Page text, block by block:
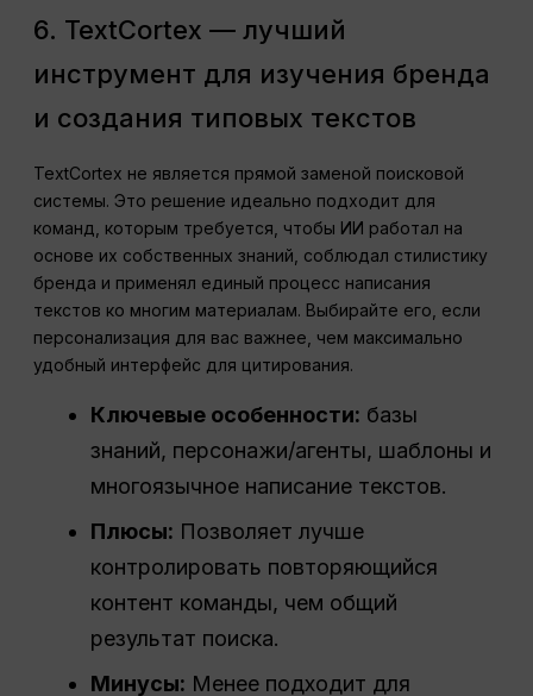
6. TextCortex — лучший
инструмент для изучения бренда
и создания типовых текстов
TextCortex не является прямой заменой поисковой
системы. Это решение идеально подходит для
команд, которым требуется, чтобы ИИ работал на
основе их собственных знаний, соблюдал стилистику
бренда и применял единый процесс написания
текстов ко многим материалам. Выбирайте его, если
персонализация для вас важнее, чем максимально
удобный интерфейс для цитирования.
Ключевые особенности: базы
знаний, персонажи/агенты, шаблоны и
многоязычное написание текстов.
Плюсы: Позволяет лучше
контролировать повторяющийся
контент команды, чем общий
результат поиска.
Минусы: Менее подходит для